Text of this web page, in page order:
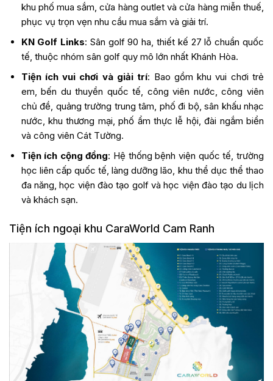
khu phố mua sắm, cửa hàng outlet và cửa hàng miễn thuế,
phục vụ trọn vẹn nhu cầu mua sắm và giải trí.
KN Golf Links: Sân golf 90 ha, thiết kế 27 lỗ chuẩn quốc
tế, thuộc nhóm sân golf quy mô lớn nhất Khánh Hòa.
Tiện ích vui chơi và giải trí: Bao gồm khu vui chơi trẻ
em, bến du thuyền quốc tế, công viên nước, công viên
chủ đề, quảng trường trung tâm, phố đi bộ, sân khấu nhạc
nước, khu thương mại, phố ẩm thực lễ hội, đài ngắm biển
và công viên Cát Tường.
Tiện ích cộng đồng: Hệ thống bệnh viện quốc tế, trường
học liên cấp quốc tế, làng dưỡng lão, khu thể dục thể thao
đa năng, học viện đào tạo golf và học viện đào tạo du lịch
và khách sạn.
Tiện ích ngoại khu CaraWorld Cam Ranh